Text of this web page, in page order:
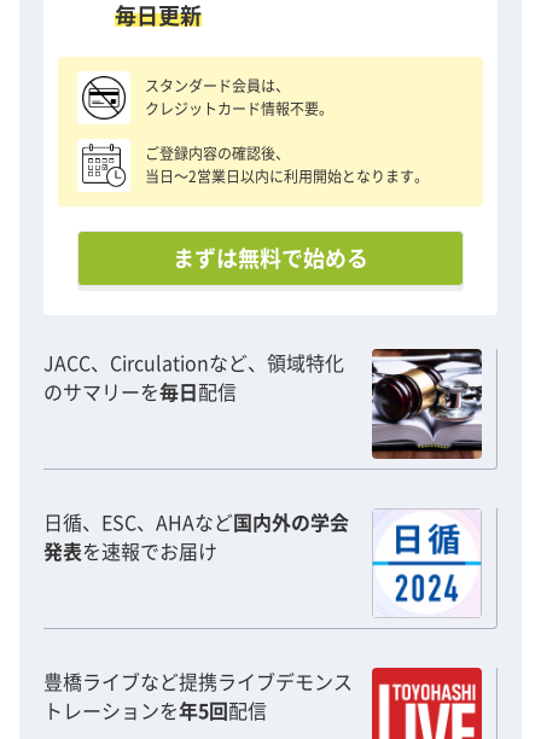
毎日更新
スタンダード会員は、
クレジットカード情報不要。
ご登録内容の確認後、
当日〜2営業日以内に利用開始となります。
まずは無料で始める
JACC、Circulationなど、領域特化
のサマリーを毎日 配信
日循、ESC、AHAなど国内外の学会
発表を速報でお届け
豊橋ライブなど提携ライブデモンス
トレーションを年5回 配信